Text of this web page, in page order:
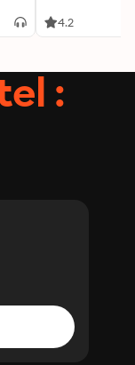
4.2
: